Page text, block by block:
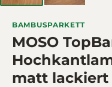
BAMBUSPARKETT
MOSO
matt lackiert